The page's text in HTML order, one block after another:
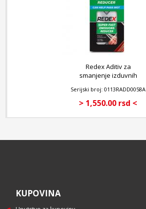
Redex Aditiv za
smanjenje izduvnih
motora 250 ml
Serijski broj: 0113RADD0058A
> 1,550.00 rsd <
KUPOVINA